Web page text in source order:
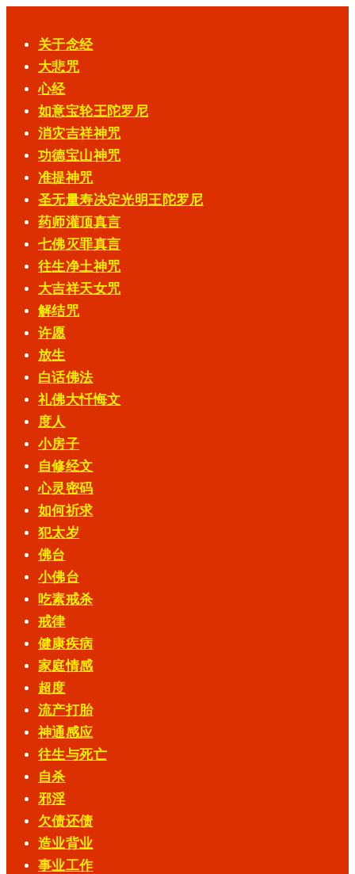
content关于念经
大悲咒
心经
如意宝轮王陀罗尼
消灾吉祥神咒
功德宝山神咒
准提神咒
圣无量寿决定光明王陀罗尼
药师灌顶真言
七佛灭罪真言
往生净土神咒
大吉祥天女咒
解结咒
许愿
放生
白话佛法
礼佛大忏悔文
度人
小房子
自修经文
心灵密码
如何祈求
犯太岁
佛台
小佛台
吃素戒杀
戒律
健康疾病
家庭情感
超度
流产打胎
神通感应
往生与死亡
自杀
邪淫
欠债还债
造业背业
事业工作